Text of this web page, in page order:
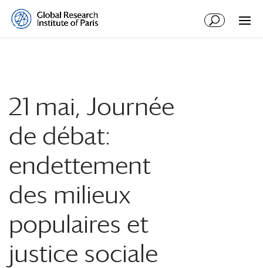
21 mai, Journée
de débat:
endettement
des milieux
populaires et
justice sociale